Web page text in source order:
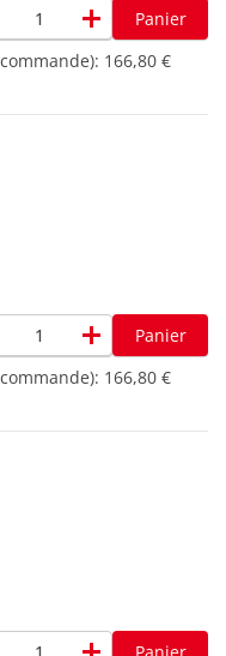
add
Panier
166,80 €
add
Panier
166,80 €